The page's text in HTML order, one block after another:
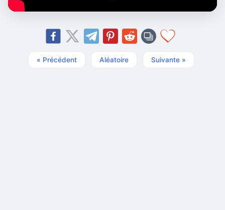
« Précédent Aléatoire Suivante »